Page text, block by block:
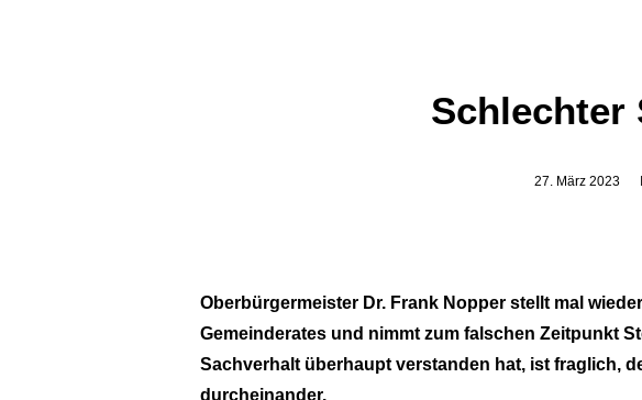
Schlechter
27. März 2023
Oberbürgermeister Dr. Frank Nopper stellt mal
Gemeinderates und nimmt zum falschen Zeitpunkt
Sachverhalt überhaupt verstanden hat, ist fraglich,
durcheinander.